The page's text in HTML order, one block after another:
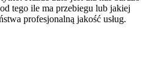
tego ile ma przebiegu lub jakiej
profesjonalną jakość usług.